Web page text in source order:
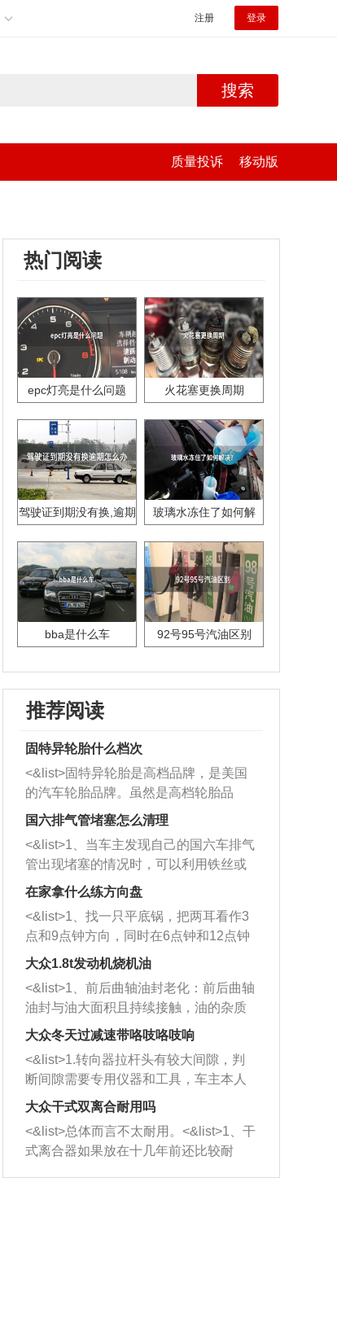
注册 登录
搜索
质量投诉 移动版
热门阅读
epc灯亮是什么问题 火花塞更换周期
驾驶证到期没有换,逾期
玻璃水冻住了如何解
bba是什么车 92号95号汽油区别
推荐阅读
固特异轮胎什么档次
<&list>固特异轮胎是高档品牌，是美国
的汽车轮胎品牌。虽然是高档轮胎品
牌，但是中高低端的轮胎都有生产，这
也是为了更好的开拓市场。
国六排气管堵塞怎么清理
<&list>1、当车主发现自己的国六车排气
管出现堵塞的情况时，可以利用铁丝或
者是细棍，直接将杂物给取出来，如果
堵塞情况比较严重，也可以采取应急措
施。 <&list>2、直接利用木棍将所有的
杂物推到排气管里面的位置处，然后将
三元催化器拆解开，就可以将堵塞的东
西取出来。但如果是因为积碳过多引起
的堵塞，就需要将三元催化器泡在草酸
洗剂对堵塞的情况得到解决，将清洗剂
放在燃油箱中，与燃油混合后，车辆启
动时，就可以和汽油一起进入到燃烧
室，最后形成废气排出，就可以让三元
催化器得到清洗，排气管堵塞的情况就
能够得到解决。
在家拿什么练方向盘
<&list>1、找一只平底锅，把两耳看作3
点和9点钟方向，同时在6点钟和12点钟
方向做一个标记。 <&list>2、双手握住
一圈半的练习，往右同样也要打相同的
圈数。 <&list>3、最后强调要反复练
习，这样就可以形成肌肉记忆，在真实
驾驶车辆时，不需要记忆也能打好方
向。
大众1.8t发动机烧机油
<&list>1、前后曲轴油封老化：前后曲轴
油封与油大面积且持续接触，油的杂质
和发动机内持续温度变化使其密封效果
逐渐减弱，导致渗油或漏油。<&list>2、
活塞间隙过大：积碳会使活塞环与缸体
的间隙扩大，导致机油流入燃烧室中，
造成烧机油。<&list>3、机油粘度。使用
机油粘度过小的话，同样会有烧机油现
象，机油粘度过小具有很好的流动性，
大众冬天过减速带咯吱咯吱响
<&list>1.转向器拉杆头有较大间隙，判
断间隙需要专用仪器和工具，车主本人
无法制作，需要将车辆送到修理厂或4s
店；<&list>2.车辆半轴套管防尘罩破
裂，破裂后会出现漏油现象，使半轴磨
损严重，磨损的半轴容易损坏，产生异
响；<&list>3.稳定器的转向胶套和球头
大众干式双离合耐用吗
<&list>总体而言不太耐用。<&list>1、干
式离合器如果放在十几年前还比较耐